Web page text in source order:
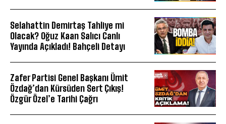
Selahattin Demirtaş Tahliye mi
Olacak? Oğuz Kaan Salıcı Canlı
Yayında Açıkladı! Bahçeli Detayı
Zafer Partisi Genel Başkanı Ümit
Özdağ’dan Kürsüden Sert Çıkış!
Özgür Özel’e Tarihi Çağrı